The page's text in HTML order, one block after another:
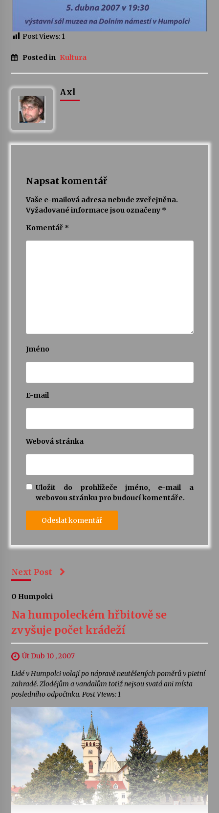
Votavžatský ploty
23. 7. 2026
22. 7. 2026
Za kulturou kousek za Humpolec. V Želivě ožije
odkaz Josefa Čapka
Varhanní recitál Michala Novenka v Klášteře
Post Views: 1
Posted in Kultura
Axl
Napsat komentář
Vaše e-mailová adresa nebude zveřejněna.
Vyžadované informace jsou označeny *
Komentář *
Jméno
E-mail
Webová stránka
Uložit do prohlížeče jméno, e-mail a
webovou stránku pro budoucí komentáře.
Next Post
O Humpolci
Na humpoleckém hřbitově se
zvyšuje počet krádeží
Út Dub 10 , 2007
Lidé v Humpolci volají po nápravě neutěšených poměrů v pietní
zahradě. Zlodějům a vandalům totiž nejsou svatá ani místa
posledního odpočinku. Post Views: 1